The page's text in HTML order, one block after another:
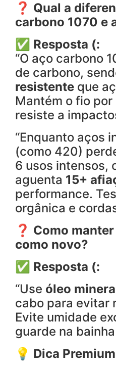
❓ Qual a
carbono 1070 e
✅ Resposta (:
“O aço carbono
de carbono,
resistente que
Mantém o fio
resiste a
“Enquanto aços
(como 420)
6 usos intensos,
aguenta 15+
performance.
orgânica e
❓ Como
como novo?
✅ Resposta (:
“Use óleo
cabo para evitar
Evite umidade
guarde na
💡 Dica